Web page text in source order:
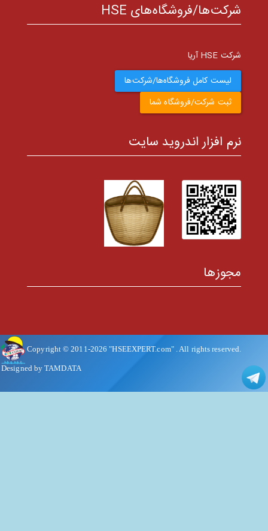
شرکت‌ها/فروشگاه‌های HSE
شرکت HSE آریا
لیست کامل فروشگاه‌ها/شرکت‌ها
ثبت شرکت/فروشگاه شما
نرم افزار اندروید سایت
مجوزها
Copyright © 2011-2026 "HSEEXPERT.com". All rights reserved.
Designed by TAMDATA